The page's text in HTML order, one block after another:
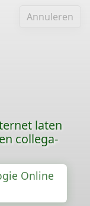
Annuleren
laten
collega-
Online